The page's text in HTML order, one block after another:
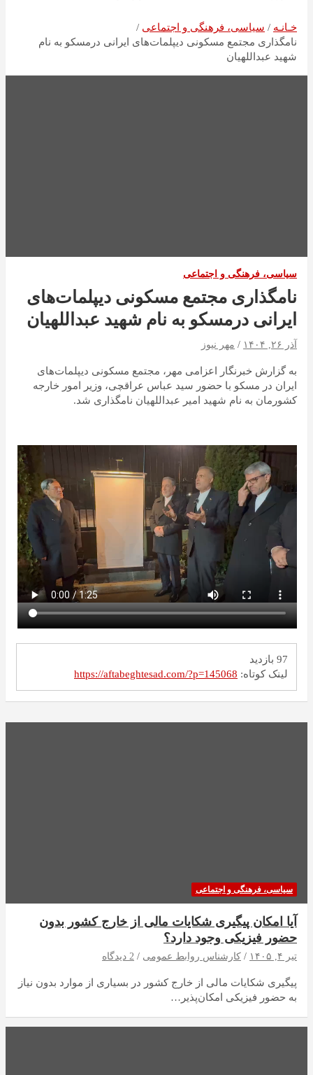
خـانـه
سیاسی، فرهنگی و اجتماعی
نامگذاری مجتمع مسکونی دیپلمات‌های ایرانی درمسکو به نام
شهید عبداللهیان
سیاسی، فرهنگی و اجتماعی
نامگذاری مجتمع مسکونی دیپلمات‌های
ایرانی درمسکو به نام شهید عبداللهیان
آذر ۲۶, ۱۴۰۴ مهر نیوز
به گزارش خبرنگار اعزامی مهر، مجتمع مسکونی دیپلمات‌های
ایران در مسکو با حضور سید عباس عراقچی، وزیر امور خارجه
کشورمان به نام شهید امیر عبداللهیان نامگذاری شد.
97 بازدید
لینک کوتاه: https://aftabeghtesad.com/?p=145068
سیاسی، فرهنگی و اجتماعی
آیا امکان پیگیری شکایات مالی از خارج کشور بدون
حضور فیزیکی وجود دارد؟
تیر ۴, ۱۴۰۵ کارشناس روابط عمومی 2 دیدگاه
پیگیری شکایات مالی از خارج کشور در بسیاری از موارد بدون نیاز
به حضور فیزیکی امکان‌پذیر…